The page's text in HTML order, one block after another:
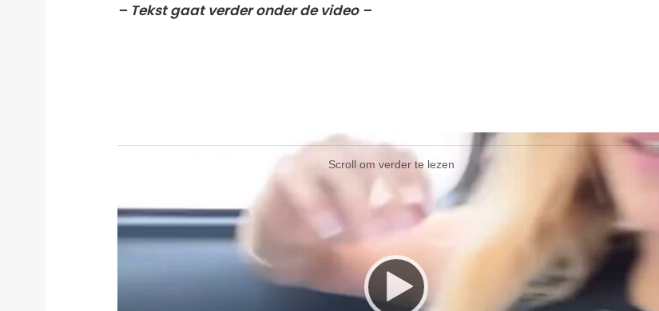
– Tekst gaat verder onder de video –
Videospeler
Videospeler
Scroll om verder te lezen